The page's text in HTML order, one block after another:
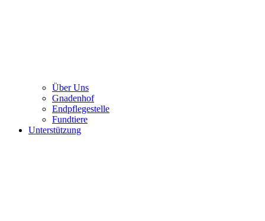
Über Uns
Gnadenhof
Endpflegestelle
Fundtiere
Unterstützung